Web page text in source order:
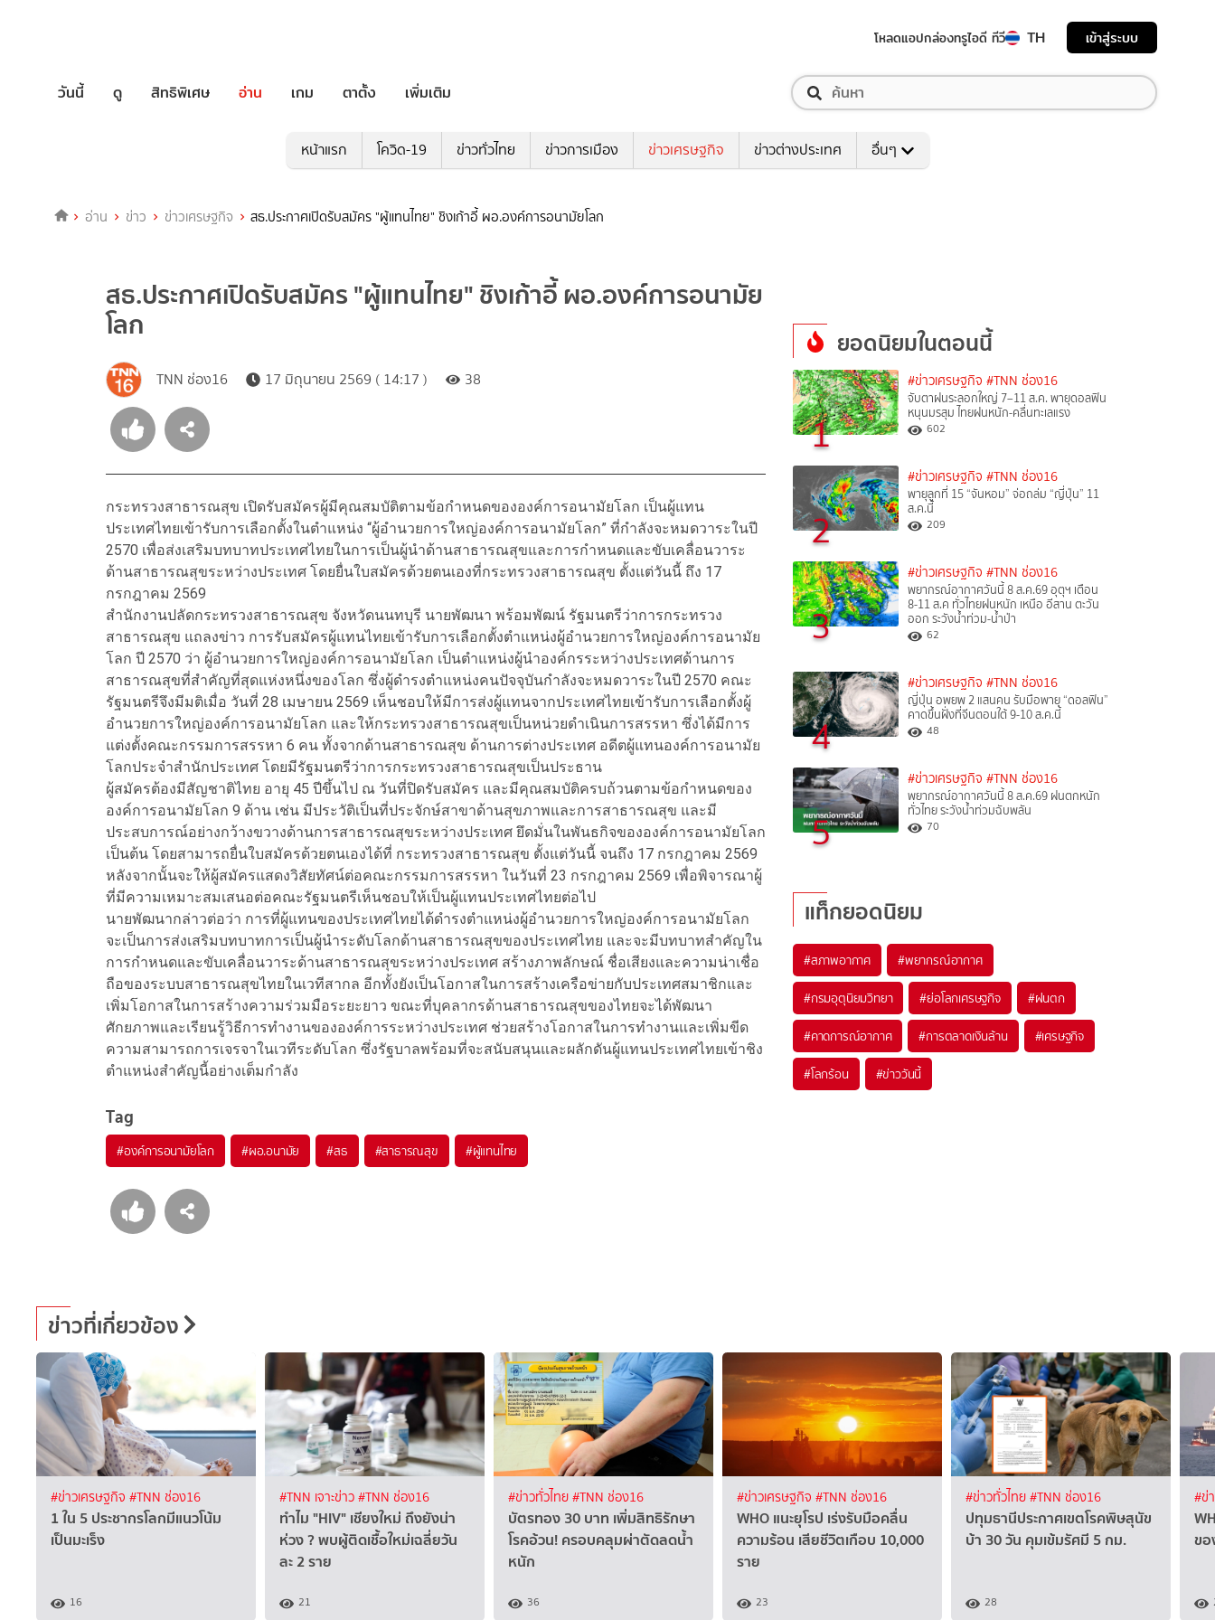
โหลดแอปกล่องทรูไอดี ทีวี TH เข้าสู่ระบบ
วันนี้ ดู สิทธิพิเศษ อ่าน เกม ตาตั้ง เพิ่มเติม
หน้าแรก โควิด-19 ข่าวทั่วไทย ข่าวการเมือง ข่าวเศรษฐกิจ ข่าวต่างประเทศ อื่นๆ
อ่าน ข่าว ข่าวเศรษฐกิจ สธ.ประกาศเปิดรับสมัคร "ผู้แทนไทย" ชิงเก้าอี้ ผอ.องค์การอนามัยโลก
สธ.ประกาศเปิดรับสมัคร "ผู้แทนไทย" ชิงเก้าอี้ ผอ.องค์การอนามัย
โลก
TNN ช่อง16 17 มิถุนายน 2569 ( 14:17 ) 38
กระทรวงสาธารณสุข เปิดรับสมัครผู้มีคุณสมบัติตามข้อกำหนดขององค์การอนามัยโลก เป็นผู้แทน
ประเทศไทยเข้ารับการเลือกตั้งในตำแหน่ง “ผู้อำนวยการใหญ่องค์การอนามัยโลก” ที่กำลังจะหมดวาระในปี
2570 เพื่อส่งเสริมบทบาทประเทศไทยในการเป็นผู้นำด้านสาธารณสุขและการกำหนดและขับเคลื่อนวาระ
ด้านสาธารณสุขระหว่างประเทศ โดยยื่นใบสมัครด้วยตนเองที่กระทรวงสาธารณสุข ตั้งแต่วันนี้ ถึง 17
กรกฎาคม 2569
สำนักงานปลัดกระทรวงสาธารณสุข จังหวัดนนทบุรี นายพัฒนา พร้อมพัฒน์ รัฐมนตรีว่าการกระทรวง
สาธารณสุข แถลงข่าว การรับสมัครผู้แทนไทยเข้ารับการเลือกตั้งตำแหน่งผู้อำนวยการใหญ่องค์การอนามัย
โลก ปี 2570 ว่า ผู้อำนวยการใหญ่องค์การอนามัยโลก เป็นตำแหน่งผู้นำองค์กรระหว่างประเทศด้านการ
สาธารณสุขที่สำคัญที่สุดแห่งหนึ่งของโลก ซึ่งผู้ดำรงตำแหน่งคนปัจจุบันกำลังจะหมดวาระในปี 2570 คณะ
รัฐมนตรีจึงมีมติเมื่อ วันที่ 28 เมษายน 2569 เห็นชอบให้มีการส่งผู้แทนจากประเทศไทยเข้ารับการเลือกตั้งผู้
อำนวยการใหญ่องค์การอนามัยโลก และให้กระทรวงสาธารณสุขเป็นหน่วยดำเนินการสรรหา ซึ่งได้มีการ
แต่งตั้งคณะกรรมการสรรหา 6 คน ทั้งจากด้านสาธารณสุข ด้านการต่างประเทศ อดีตผู้แทนองค์การอนามัย
โลกประจำสำนักประเทศ โดยมีรัฐมนตรีว่าการกระทรวงสาธารณสุขเป็นประธาน
ผู้สมัครต้องมีสัญชาติไทย อายุ 45 ปีขึ้นไป ณ วันที่ปิดรับสมัคร และมีคุณสมบัติครบถ้วนตามข้อกำหนดของ
องค์การอนามัยโลก 9 ด้าน เช่น มีประวัติเป็นที่ประจักษ์สาขาด้านสุขภาพและการสาธารณสุข และมี
ประสบการณ์อย่างกว้างขวางด้านการสาธารณสุขระหว่างประเทศ ยึดมั่นในพันธกิจขององค์การอนามัยโลก
เป็นต้น โดยสามารถยื่นใบสมัครด้วยตนเองได้ที่ กระทรวงสาธารณสุข ตั้งแต่วันนี้ จนถึง 17 กรกฎาคม 2569
หลังจากนั้นจะให้ผู้สมัครแสดงวิสัยทัศน์ต่อคณะกรรมการสรรหา ในวันที่ 23 กรกฎาคม 2569 เพื่อพิจารณาผู้
ที่มีความเหมาะสมเสนอต่อคณะรัฐมนตรีเห็นชอบให้เป็นผู้แทนประเทศไทยต่อไป
นายพัฒนากล่าวต่อว่า การที่ผู้แทนของประเทศไทยได้ดำรงตำแหน่งผู้อำนวยการใหญ่องค์การอนามัยโลก
จะเป็นการส่งเสริมบทบาทการเป็นผู้นำระดับโลกด้านสาธารณสุขของประเทศไทย และจะมีบทบาทสำคัญใน
การกำหนดและขับเคลื่อนวาระด้านสาธารณสุขระหว่างประเทศ สร้างภาพลักษณ์ ชื่อเสียงและความน่าเชื่อ
ถือของระบบสาธารณสุขไทยในเวทีสากล อีกทั้งยังเป็นโอกาสในการสร้างเครือข่ายกับประเทศสมาชิกและ
เพิ่มโอกาสในการสร้างความร่วมมือระยะยาว ขณะที่บุคลากรด้านสาธารณสุขของไทยจะได้พัฒนา
ศักยภาพและเรียนรู้วิธีการทำงานขององค์การระหว่างประเทศ ช่วยสร้างโอกาสในการทำงานและเพิ่มขีด
ความสามารถการเจรจาในเวทีระดับโลก ซึ่งรัฐบาลพร้อมที่จะสนับสนุนและผลักดันผู้แทนประเทศไทยเข้าชิง
ตำแหน่งสำคัญนี้อย่างเต็มกำลัง
Tag
#องค์การอนามัยโลก #ผอ.อนามัย #สธ #สาธารณสุข #ผู้แทนไทย
ยอดนิยมในตอนนี้
1
#ข่าวเศรษฐกิจ #TNN ช่อง16
จับตาฝนระลอกใหญ่ 7–11 ส.ค. พายุดอลฟิน
หนุนมรสุม ไทยฝนหนัก-คลื่นทะเลแรง
602
2
#ข่าวเศรษฐกิจ #TNN ช่อง16
พายุลูกที่ 15 “จันหอม” จ่อถล่ม “ญี่ปุ่น” 11
ส.ค.นี้
209
3
#ข่าวเศรษฐกิจ #TNN ช่อง16
พยากรณ์อากาศวันนี้ 8 ส.ค.69 อุตุฯ เตือน
8-11 ส.ค ทั่วไทยฝนหนัก เหนือ อีสาน ตะวัน
ออก ระวังน้ำท่วม-น้ำป่า
62
4
#ข่าวเศรษฐกิจ #TNN ช่อง16
ญี่ปุ่น อพยพ 2 แสนคน รับมือพายุ “ดอลฟิน”
คาดขึ้นฝั่งที่จีนตอนใต้ 9-10 ส.ค.นี้
48
5
#ข่าวเศรษฐกิจ #TNN ช่อง16
พยากรณ์อากาศวันนี้ 8 ส.ค.69 ฝนตกหนัก
ทั่วไทย ระวังน้ำท่วมฉับพลัน
70
แท็กยอดนิยม
#สภาพอากาศ #พยากรณ์อากาศ
#กรมอุตุนิยมวิทยา #ย่อโลกเศรษฐกิจ #ฝนตก
#คาดการณ์อากาศ #การตลาดเงินล้าน #เศรษฐกิจ
#โลกร้อน #ข่าววันนี้
ข่าวที่เกี่ยวข้อง
#ข่าวเศรษฐกิจ #TNN ช่อง16
1 ใน 5 ประชากรโลกมีแนวโน้ม
เป็นมะเร็ง
16
#TNN เจาะข่าว#TNN ช่อง16
ทำไม "HIV" เชียงใหม่ ถึงยังน่า
ห่วง ?​ พบผู้ติดเชื้อใหม่เฉลี่ยวัน
ละ 2 ราย
21
#ข่าวทั่วไทย#TNN ช่อง16
บัตรทอง 30 บาท เพิ่มสิทธิรักษา
โรคอ้วน! ครอบคลุมผ่าตัดลดน้ำ
หนัก
36
#ข่าวเศรษฐกิจ #TNN ช่อง16
WHO แนะยุโรป เร่งรับมือคลื่น
ความร้อน เสียชีวิตเกือบ 10,000
ราย
23
#ข่าวทั่วไทย#TNN ช่อง16
ปทุมธานีประกาศเขตโรคพิษสุนัข
บ้า 30 วัน คุมเข้มรัศมี 5 กม.
28
#ข่
ขอ